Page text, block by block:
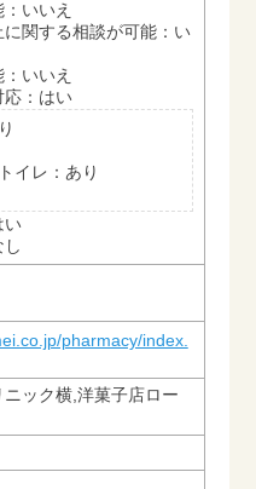
いいえ
に関する相談が可能：い
いいえ
応：はい
イレ：あり
い
pharmacy/index.
ック横,洋菓子店ロー